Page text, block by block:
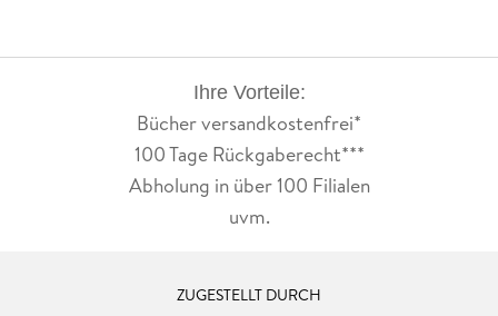
Ihre Vorteile:
Bücher versandkostenfrei*
100 Tage Rückgaberecht***
Abholung in über 100 Filialen
uvm.
ZUGESTELLT DURCH